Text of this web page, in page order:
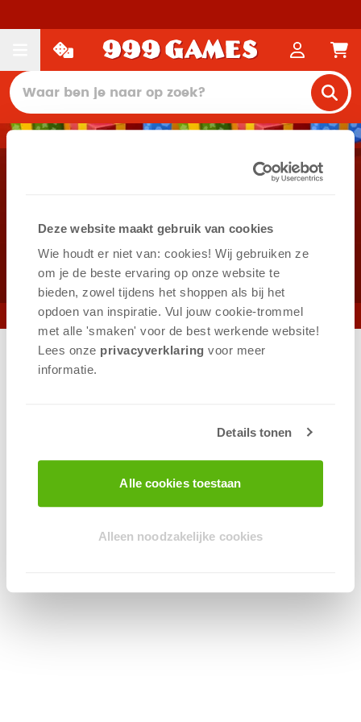
Deze website maakt gebruik van cookies
Wie houdt er niet van: cookies! Wij gebruiken ze
om je de beste ervaring op onze website te
bieden, zowel tijdens het shoppen als bij het
opdoen van inspiratie. Vul jouw cookie-trommel
met alle 'smaken' voor de best werkende website​!
Lees onze privacyverklaring voor meer
informatie.
Details tonen
Alle cookies toestaan
Alleen noodzakelijke cookies
adventskalender 2023
Het is weer bijna tijd voor de jaarlijkse
Wil je alle geweldige aanbiedingen in je mailbox
ontvangen? Schrijf je dan snel in voor de